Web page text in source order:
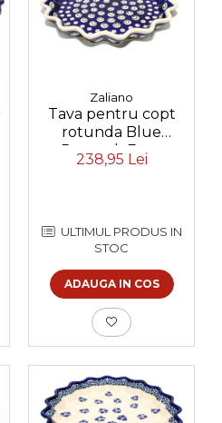
Zaliano
Tava pentru copt
rotunda Blue
Peacock Eyes,
ceramica smaltuita,
238,95 Lei
ULTIMUL PRODUS IN
STOC
ADAUGA IN COS